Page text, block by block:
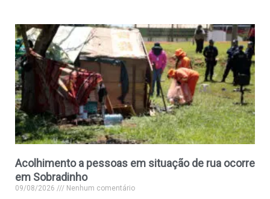
Acolhimento a pessoas em situação de rua ocorre
em Sobradinho
09/08/2026 Nenhum comentário